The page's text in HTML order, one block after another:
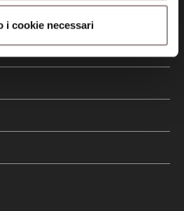
i cookie necessari